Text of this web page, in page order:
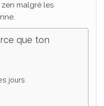
malgré les
que ton
jours